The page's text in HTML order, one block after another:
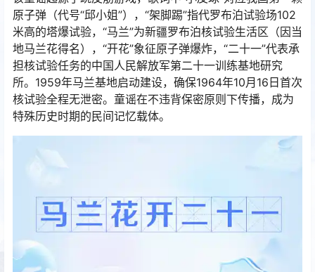
原子弹（代号“邱小姐”），“架脚踢”指代罗布泊试验场102
米高的塔爆试验，“马兰”为新疆罗布泊核试验生活区（因当
地马兰花得名），“开花”象征原子弹爆炸，“二十一”代表承
担核试验任务的中国人民解放军第二十一训练基地研究
所。1959年马兰基地启动建设，确保1964年10月16日首次
核试验全程无泄密。童谣在不违背保密原则下传播，成为
特殊历史时期的民间记忆载体。